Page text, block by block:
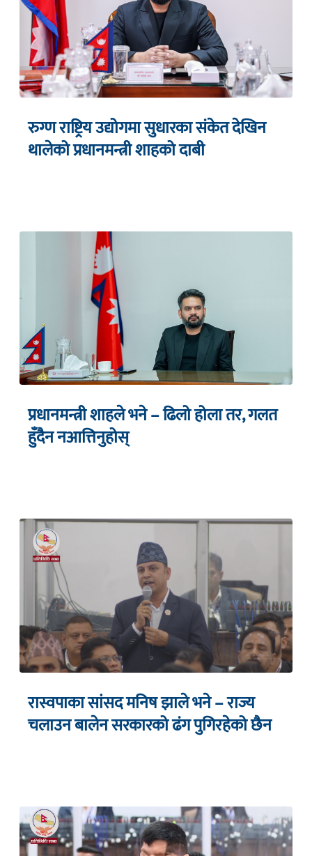
रुग्ण राष्ट्रिय उद्योगमा सुधारका संकेत देखिन
थालेको प्रधानमन्त्री शाहको दाबी
प्रधानमन्त्री शाहले भने – ढिलो होला तर, गलत
हुँदैन नआत्तिनुहोस्
रास्वपाका सांसद मनिष झाले भने – राज्य
चलाउन बालेन सरकारको ढंग पुगिरहेको छैन